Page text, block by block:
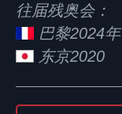
往届残奥会：
巴黎2024年
东京2020